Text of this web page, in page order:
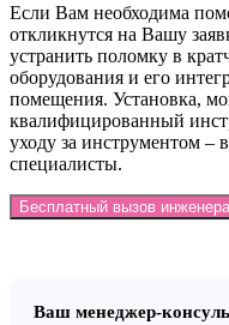
Если Вам необходима
откликнутся на Вашу
устранить поломку в
оборудования и его
помещения. Установка,
квалифицированный
уходу за инструментом –
специалисты.
Бесплатный вызов инженера
Ваш менеджер-